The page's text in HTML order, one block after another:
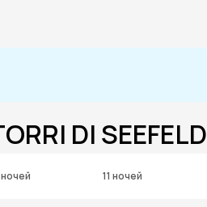
DI SEEFELD
ночей 11 ночей